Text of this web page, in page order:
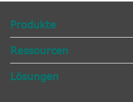
Produkte
Ressourcen
Lösungen